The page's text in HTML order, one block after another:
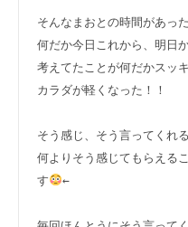
そんなまおとの時間があっ
何だか今日これから、明日
考えてたことが何だかスッ
カラダが軽くなった！！
そう感じ、そう言ってくれ
何よりそう感じてもらえる
す
←